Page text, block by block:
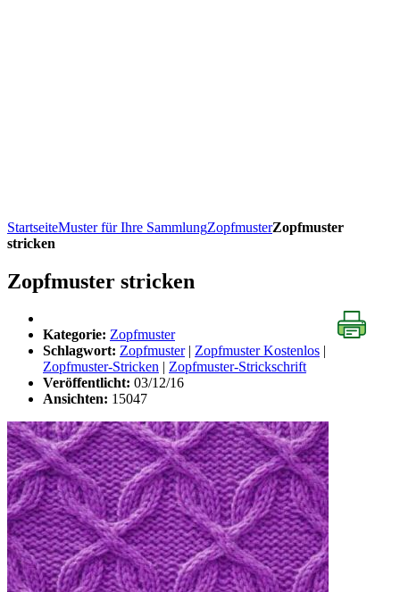
StartseiteMuster für Ihre SammlungZopfmusterZopfmuster
stricken
Zopfmuster stricken
Kategorie: Zopfmuster
Schlagwort: Zopfmuster| Zopfmuster Kostenlos
Zopfmuster-Stricken
Zopfmuster-Strickschrift
Veröffentlicht: 03/12/16
Ansichten: 15047